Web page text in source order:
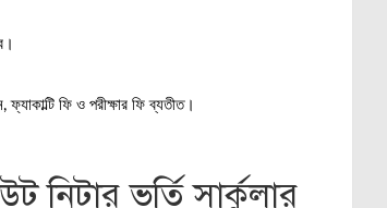
ফি ও পরীক্ষার ফি ব্যতীত।
নিটার ভর্তি সার্কুলার